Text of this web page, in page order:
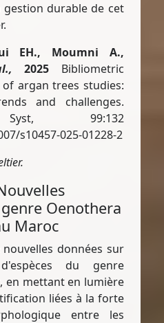
durable de cet
EH., Moumni A.,
2025 Bibliometric
argan trees studies:
and challenges.
99:132
s10457-025-01228-2
Oenothera
Maroc
nouvelles données sur
du genre
en mettant en lumière
liées à la forte
entre les